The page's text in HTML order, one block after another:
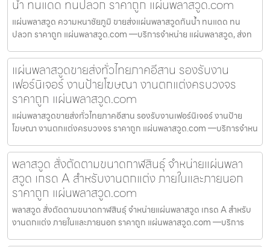
น้ำ ทนแดด ทนปลวก ราคาถูก แผ่นพลาสวูด.com
แผ่นพลาสวูด ความหนาชัยภูมิ ขายส่งแผ่นพลาสวูดกันน้ำ ทนแดด ทน
ปลวก ราคาถูก แผ่นพลาสวูด.com —บริการจำหน่าย แผ่นพลาสวูด, ส่งท
แผ่นพลาสวูดขายส่งทั่วไทยภาคอีสาน รองรับงาน
เฟอร์นิเจอร์ งานป้ายโฆษณา งานตกแต่งครบวงจร
ราคาถูก แผ่นพลาสวูด.com
แผ่นพลาสวูดขายส่งทั่วไทยภาคอีสาน รองรับงานเฟอร์นิเจอร์ งานป้าย
โฆษณา งานตกแต่งครบวงจร ราคาถูก แผ่นพลาสวูด.com —บริการจำหน
พลาสวูด สั่งตัดตามขนาดกาฬสินธุ์ จำหน่ายแผ่นพลา
สวูด เกรด A สำหรับงานตกแต่ง ภายในและภายนอก
ราคาถูก แผ่นพลาสวูด.com
พลาสวูด สั่งตัดตามขนาดกาฬสินธุ์ จำหน่ายแผ่นพลาสวูด เกรด A สำหรับ
งานตกแต่ง ภายในและภายนอก ราคาถูก แผ่นพลาสวูด.com —บริการ